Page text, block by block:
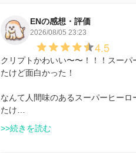
ENの感想・評価
2026/08/05 23:23
4.5
クリプトかわいい〜〜！！！スー
たけど面白かった！
なんて人間味のあるスーパーヒー
たけ…
>>続きを読む